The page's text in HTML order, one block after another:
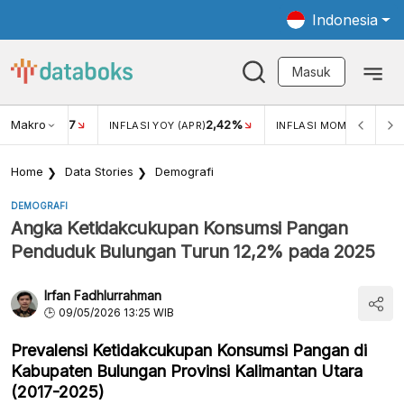
Indonesia
Masuk
Makro
USD/IDR 17 INFLASI YOY (APR)2,42% INFLASI MOM (MAR)
Home Data Stories Demografi
DEMOGRAFI
Angka Ketidakcukupan Konsumsi Pangan
Penduduk Bulungan Turun 12,2% pada 2025
Irfan Fadhlurrahman
09/05/2026 13:25 WIB
Prevalensi Ketidakcukupan Konsumsi Pangan di
Kabupaten Bulungan Provinsi Kalimantan Utara
(2017-2025)